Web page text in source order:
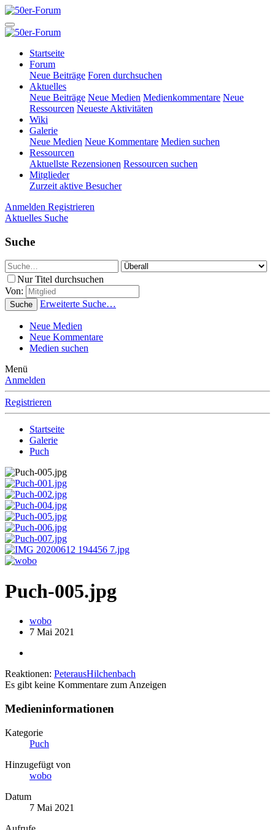
Startseite
Forum
Neue Beiträge Foren durchsuchen
Aktuelles
Neue Beiträge Neue Medien Medienkommentare Neue
Ressourcen Neueste Aktivitäten
Wiki
Galerie
Neue Medien Neue Kommentare Medien suchen
Ressourcen
Aktuellste Rezensionen Ressourcen suchen
Mitglieder
Zurzeit aktive Besucher
Anmelden Registrieren
Aktuelles Suche
Suche
Nur Titel durchsuchen
Von:
Suche Erweiterte Suche…
Neue Medien
Neue Kommentare
Medien suchen
Menü
Anmelden
Registrieren
Startseite
Galerie
Puch
Puch-005.jpg
wobo
7 Mai 2021
Reaktionen: PeterausHilchenbach
Es gibt keine Kommentare zum Anzeigen
Medieninformationen
Kategorie
Puch
Hinzugefügt von
wobo
Datum
7 Mai 2021